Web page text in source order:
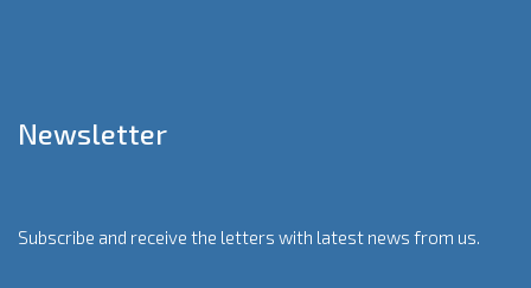
Newsletter
Subscribe and receive the letters with latest news from us.